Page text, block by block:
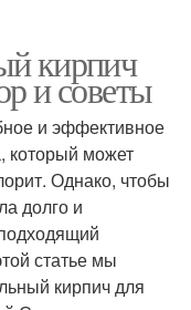
кирпич
и советы
и эффективное
который может
Однако, чтобы
долго и
статье мы
кирпич для